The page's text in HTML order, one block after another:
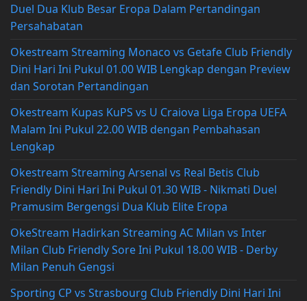
Duel Dua Klub Besar Eropa Dalam Pertandingan
Persahabatan
Okestream Streaming Monaco vs Getafe Club Friendly
Dini Hari Ini Pukul 01.00 WIB Lengkap dengan Preview
dan Sorotan Pertandingan
Okestream Kupas KuPS vs U Craiova Liga Eropa UEFA
Malam Ini Pukul 22.00 WIB dengan Pembahasan
Lengkap
Okestream Streaming Arsenal vs Real Betis Club
Friendly Dini Hari Ini Pukul 01.30 WIB - Nikmati Duel
Pramusim Bergengsi Dua Klub Elite Eropa
OkeStream Hadirkan Streaming AC Milan vs Inter
Milan Club Friendly Sore Ini Pukul 18.00 WIB - Derby
Milan Penuh Gengsi
Sporting CP vs Strasbourg Club Friendly Dini Hari Ini